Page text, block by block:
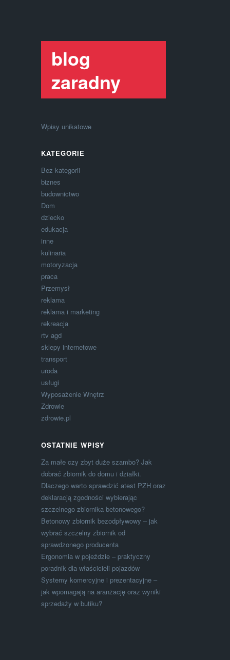
blog
zaradny
Wpisy unikatowe
KATEGORIE
Bez kategorii
biznes
budownictwo
Dom
dziecko
edukacja
inne
kulinaria
motoryzacja
praca
Przemysł
reklama
reklama i marketing
rekreacja
rtv agd
sklepy internetowe
transport
uroda
usługi
Wyposażenie Wnętrz
Zdrowie
zdrowie.pl
OSTATNIE WPISY
Za małe czy zbyt duże szambo? Jak
dobrać zbiornik do domu i działki.
Dlaczego warto sprawdzić atest PZH oraz
deklaracją zgodności wybierając
szczelnego zbiornika betonowego?
Betonowy zbiornik bezodpływowy – jak
wybrać szczelny zbiornik od
sprawdzonego producenta
Ergonomia w pojeździe – praktyczny
poradnik dla właścicieli pojazdów
Systemy komercyjne i prezentacyjne –
jak wpomagają na aranżację oraz wyniki
sprzedaży w butiku?